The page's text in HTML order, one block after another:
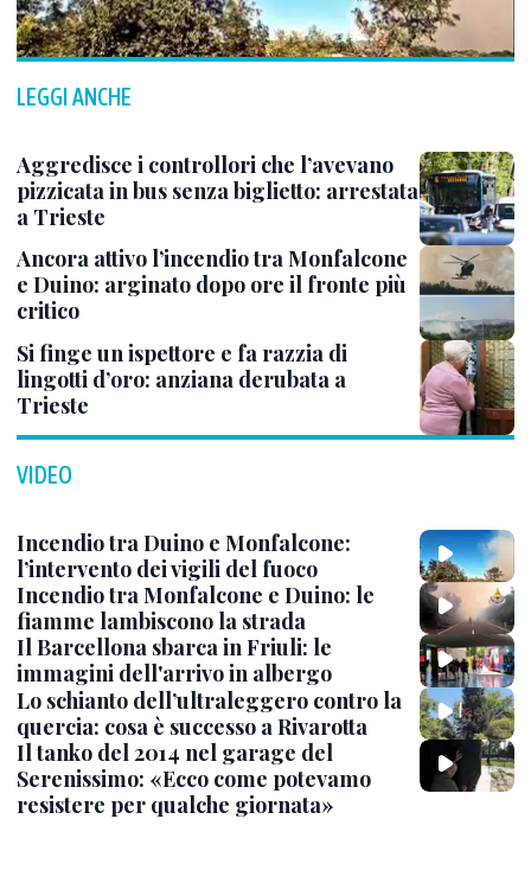
LEGGI ANCHE
Aggredisce i controllori che l’avevano
pizzicata in bus senza biglietto: arrestata
a Trieste
Ancora attivo l’incendio tra Monfalcone
e Duino: arginato dopo ore il fronte più
critico
Si finge un ispettore e fa razzia di
lingotti d’oro: anziana derubata a
Trieste
VIDEO
Incendio tra Duino e Monfalcone:
l’intervento dei vigili del fuoco
Incendio tra Monfalcone e Duino: le
fiamme lambiscono la strada
Il Barcellona sbarca in Friuli: le
immagini dell'arrivo in albergo
Lo schianto dell’ultraleggero contro la
quercia: cosa è successo a Rivarotta
Il tanko del 2014 nel garage del
Serenissimo: «Ecco come potevamo
resistere per qualche giornata»